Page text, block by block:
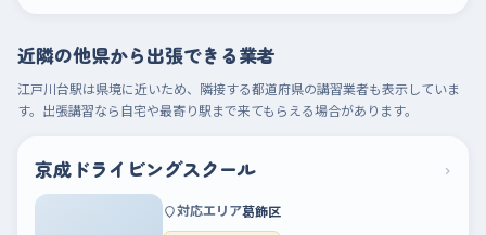
近隣の他県から出張できる業者
江戸川台駅は県境に近いため、隣接する都道府県の講習業者も表示していま
す。出張講習なら自宅や最寄り駅まで来てもらえる場合があります。
京成ドライビングスクール ›
対応エリア葛飾区